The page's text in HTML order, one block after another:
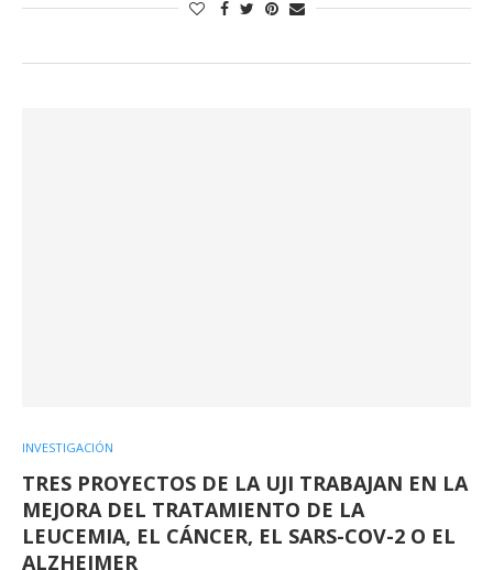
INVESTIGACIÓN
TRES PROYECTOS DE LA UJI TRABAJAN EN LA
MEJORA DEL TRATAMIENTO DE LA
LEUCEMIA, EL CÁNCER, EL SARS-COV-2 O EL
ALZHEIMER